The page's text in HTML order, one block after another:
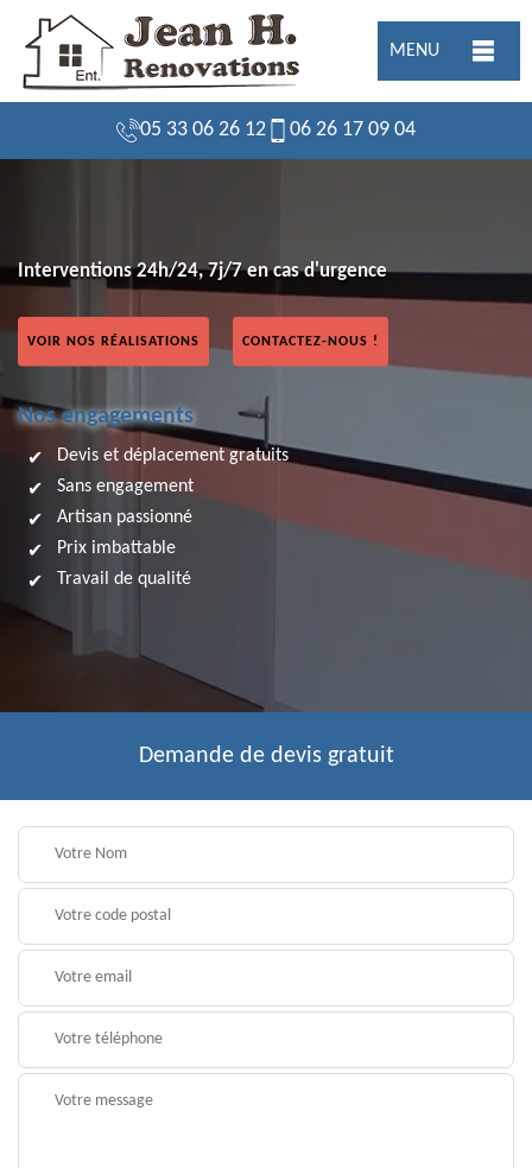
MENU
05 33 06 26 12 06 26 17 09 04
Interventions 24h/24, 7j/7 en cas d'urgence
VOIR NOS RÉALISATIONS CONTACTEZ-NOUS !
Nos engagements
Devis et déplacement gratuits
Sans engagement
Artisan passionné
Prix imbattable
Travail de qualité
Demande de devis gratuit